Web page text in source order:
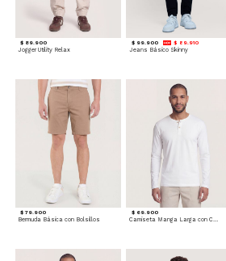
$ 89.900
Jogger Utility Relax
$ 99.900 $ 89.910
Jeans Básico Skinny
$ 79.900
Bermuda Básica con Bolsillos
$ 69.900
Camiseta Manga Larga con Cuello Henley